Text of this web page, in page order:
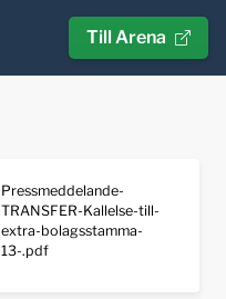
Till Arena
Pressmeddelande-
TRANSFER-Kallelse-till-
extra-bolagsstamma-
13-.pdf